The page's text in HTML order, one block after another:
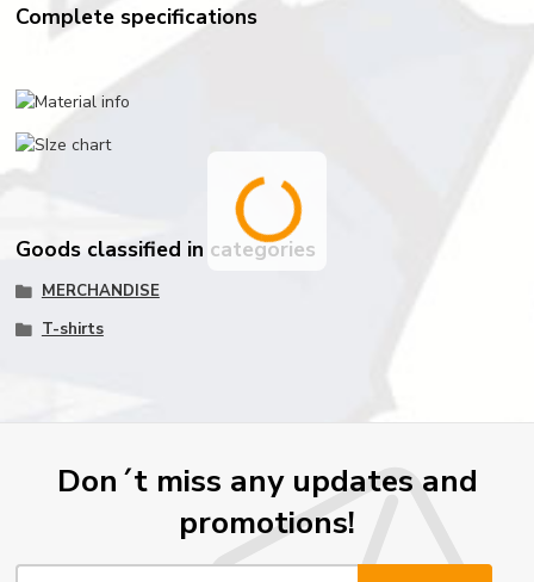
Complete specifications
Goods classified in categories
MERCHANDISE
T-shirts
Don´t miss any updates and
promotions!